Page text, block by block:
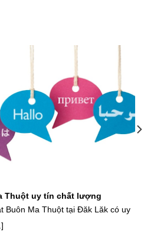
Thuột uy tín chất lượng
Buôn Ma Thuột tại Đăk Lăk có uy